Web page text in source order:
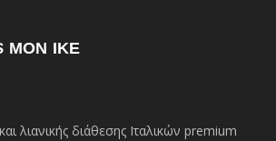
ΜΟΝ ΙΚΕ
λιανικής διάθεσης Ιταλικών premium